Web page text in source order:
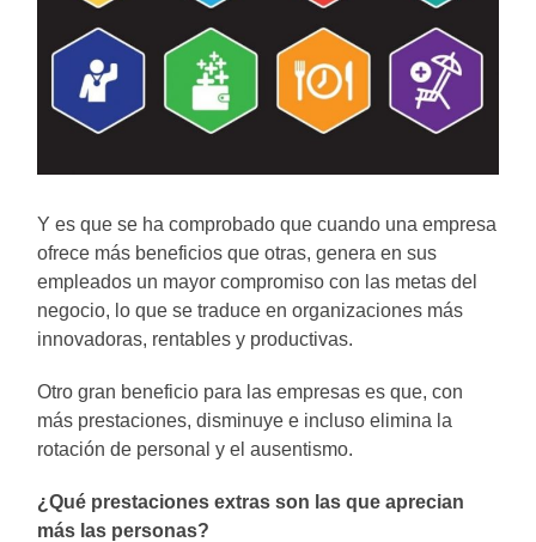
Y es que se ha comprobado que cuando una empresa
ofrece más beneficios que otras, genera en sus
empleados un mayor compromiso con las metas del
negocio, lo que se traduce en organizaciones más
innovadoras, rentables y productivas.
Otro gran beneficio para las empresas es que, con
más prestaciones, disminuye e incluso elimina la
rotación de personal y el ausentismo.
¿Qué prestaciones extras son las que aprecian
más las personas?